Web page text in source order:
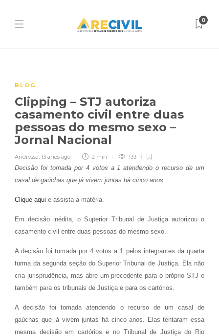
0
BLOG
Clipping – STJ autoriza
casamento civil entre duas
pessoas do mesmo sexo –
Jornal Nacional
Andressa, 13 anos ago 2 min 133
Decisão foi tomada por 4 votos a 1 atendendo o recurso de um
casal de gaúchas que já vivem juntas há cinco anos.
Clique aqui e assista a matéria.
Em decisão inédita, o Superior Tribunal de Justiça autorizou o
casamento civil entre duas pessoas do mesmo sexo.
A decisão foi tomada por 4 votos a 1 pelos integrantes da quarta
turma da segunda seção do Superior Tribunal de Justiça. Ela não
cria jurisprudência, mas abre um precedente para o próprio STJ e
também para os tribunais de Justiça e para os cartórios.
A decisão foi tomada atendendo o recurso de um casal de
gaúchas que já vivem juntas há cinco anos. Elas tentaram essa
mesma decisão em cartórios e no Tribunal de Justiça do Rio